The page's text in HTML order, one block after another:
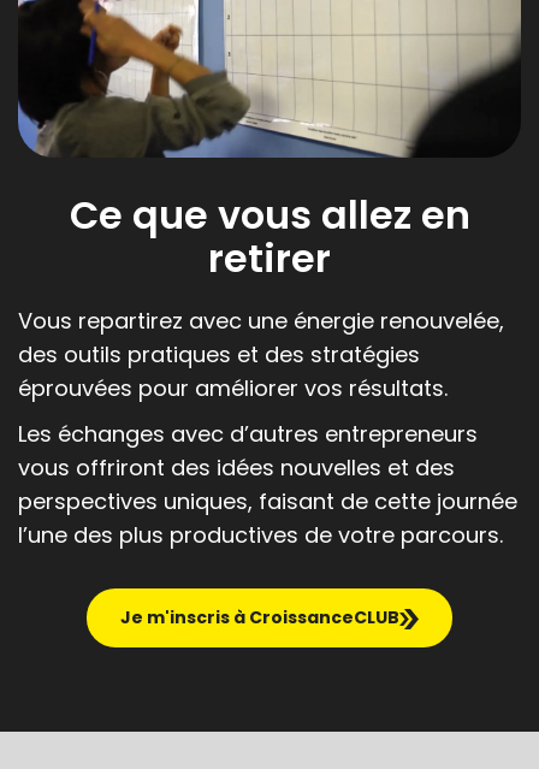
Ce que vous allez en
retirer
Vous repartirez avec une énergie renouvelée,
des outils pratiques et des stratégies
éprouvées pour améliorer vos résultats.
Les échanges avec d’autres entrepreneurs
vous offriront des idées nouvelles et des
perspectives uniques, faisant de cette journée
l’une des plus productives de votre parcours.
Je m'inscris à CroissanceCLUB